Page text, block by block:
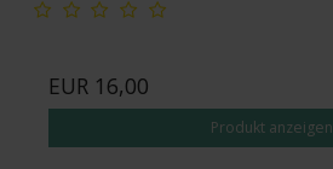
EUR 16,00
Produkt anzeigen